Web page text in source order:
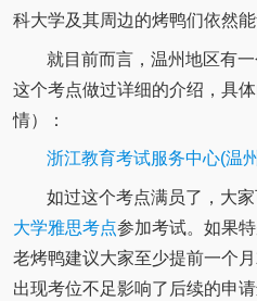
科大学及其周边的烤鸭们依然
就目前而言，温州地区有
这个考点做过详细的介绍，具
情）：
浙江教育考试服务中心(温
如过这个考点满员了，大
大学雅思考点参加考试。如果
老烤鸭建议大家至少提前一个
出现考位不足影响了后续的申请